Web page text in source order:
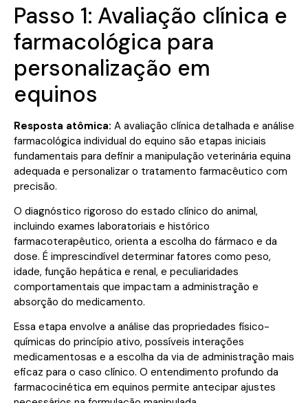
Passo 1: Avaliação clínica e
farmacológica para
personalização em
equinos
Resposta atômica: A avaliação clínica detalhada e análise
farmacológica individual do equino são etapas iniciais
fundamentais para definir a manipulação veterinária equina
adequada e personalizar o tratamento farmacêutico com
precisão.
O diagnóstico rigoroso do estado clínico do animal,
incluindo exames laboratoriais e histórico
farmacoterapêutico, orienta a escolha do fármaco e da
dose. É imprescindível determinar fatores como peso,
idade, função hepática e renal, e peculiaridades
comportamentais que impactam a administração e
absorção do medicamento.
Essa etapa envolve a análise das propriedades físico-
químicas do princípio ativo, possíveis interações
medicamentosas e a escolha da via de administração mais
eficaz para o caso clínico. O entendimento profundo da
farmacocinética em equinos permite antecipar ajustes